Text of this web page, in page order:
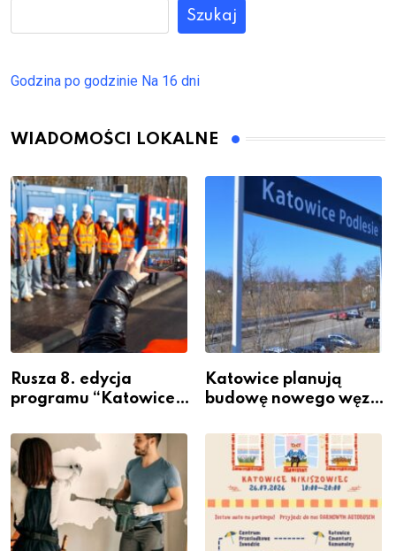
Szukaj
Godzina po godzinie Na 16 dni
WIADOMOŚCI LOKALNE
Rusza 8. edycja
programu “Katowice
– nabór dla
przedsiębiorców
Katowice planują
budowę nowego węzła
Podlesiu